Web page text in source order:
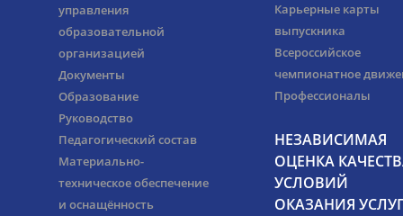
управления
образовательной
организацией
Документы
Образование
Руководство
Педагогический состав
Материально-
техническое обеспечение
и оснащённость
Карьерные карты
выпускника
Всероссийское
чемпионатное
Профессионалы
НЕЗАВИСИМАЯ
ОЦЕНКА
УСЛОВИЙ
ОКАЗАНИЯ